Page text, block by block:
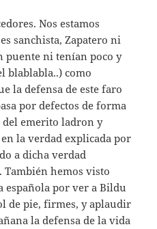
Nos estamos
sanchista, Zapatero ni
puente ni tenían poco y
blablabla..) como
la defensa de este faro
por defectos de forma
emerito ladron y
la verdad explicada por
a dicha verdad
También hemos visto
española por ver a Bildu
de pie, firmes, y aplaudir
la defensa de la vida